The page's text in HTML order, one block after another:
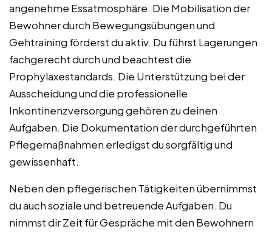
angenehme Essatmosphäre. Die Mobilisation der
Bewohner durch Bewegungsübungen und
Gehtraining förderst du aktiv. Du führst Lagerungen
fachgerecht durch und beachtest die
Prophylaxestandards. Die Unterstützung bei der
Ausscheidung und die professionelle
Inkontinenzversorgung gehören zu deinen
Aufgaben. Die Dokumentation der durchgeführten
Pflegemaßnahmen erledigst du sorgfältig und
gewissenhaft.
Neben den pflegerischen Tätigkeiten übernimmst
du auch soziale und betreuende Aufgaben. Du
nimmst dir Zeit für Gespräche mit den Bewohnern